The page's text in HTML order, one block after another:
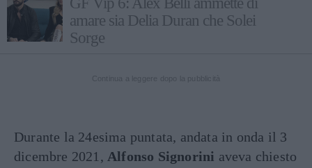
amare sia Delia Duran che Solei
Sorge
Durante la 24esima puntata, andata in onda il 3
dicembre 2021, Alfonso Signorini aveva chiesto